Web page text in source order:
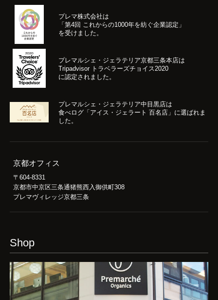
プレマ株式会社は
「第4回 これからの1000年を紡ぐ企業認定」
を受けました。
プレマルシェ・ジェラテリア京都三条本店は
Tripadvisor トラベラーズチョイス2020
に認定されました。
プレマルシェ・ジェラテリア中目黒店は
食べログ「アイス・ジェラート 百名店」に選ばれま
した。
京都オフィス
〒604-8331
京都市中京区三条通猪熊西入御供町308
プレマヴィレッジ京都三条
Shop